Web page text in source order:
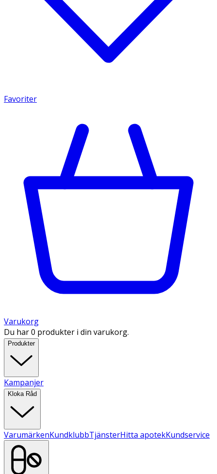
Favoriter
Varukorg
Du har 0 produkter i din varukorg.
Produkter
Kampanjer
Kloka Råd
VarumärkenKundklubbTjänsterHitta apotekKundservice